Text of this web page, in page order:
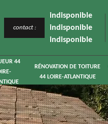
contact :
indisponible
indisponible
indisponible
44
RÉNOVATION DE TOITURE
44 LOIRE-ATLANTIQUE